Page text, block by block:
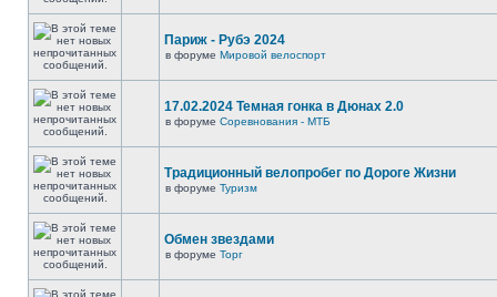
Париж - Рубэ 2024
в форуме Мировой велоспорт
17.02.2024 Темная гонка в Дюнах 2.0
в форуме Соревнования - МТБ
Традиционный велопробег по Дороге Жизни
в форуме Туризм
Обмен звездами
в форуме Торг